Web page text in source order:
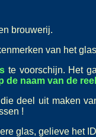
brouwerij.
van het
te voorschijn. Het
de naam van de
deel uit maken
!
glas, gelieve het